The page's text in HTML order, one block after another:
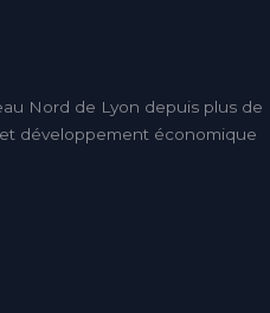
Nord de Lyon depuis plus de
développement économique